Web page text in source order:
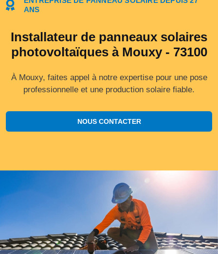
ANS
Installateur de panneaux solaires
photovoltaïques à Mouxy - 73100
À Mouxy, faites appel à notre expertise pour une pose
professionnelle et une production solaire fiable.
NOUS CONTACTER